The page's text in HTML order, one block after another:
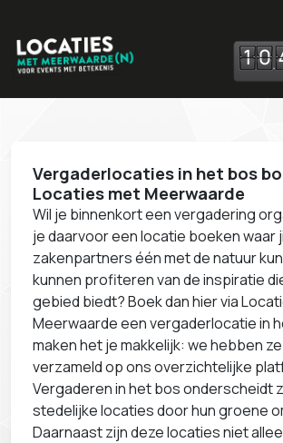
10
Vergaderlocaties in het bos
Locaties met Meerwaarde
Wil je binnenkort een vergadering
je daarvoor een locatie boeken waar
zakenpartners één met de natuur
kunnen profiteren van de inspiratie
gebied biedt? Boek dan hier via
Meerwaarde een vergaderlocatie in
maken het je makkelijk: we hebben
verzameld op ons overzichtelijke
Vergaderen in het bos onderscheidt
stedelijke locaties door hun groene
Daarnaast zijn deze locaties niet